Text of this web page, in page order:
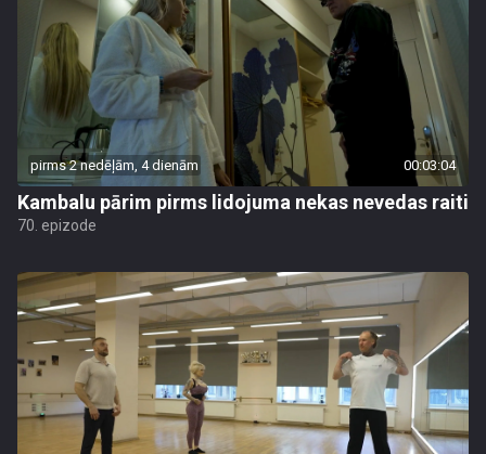
pirms 2 nedēļām, 4 dienām 00:03:04
Kambalu pārim pirms lidojuma nekas nevedas raiti
70. epizode